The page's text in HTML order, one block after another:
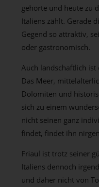
gehörte und heute zu
Italiens zählt. Gerade
Gegend so attraktiv,
oder gastronomisch.
Auch landschaftlich ist
Das Meer,
Dolomiten und
sich zu einem
nicht seinen ganz
findet, findet ihn
Friaul ist trotz seiner
Italiens dennoch
und daher nicht von